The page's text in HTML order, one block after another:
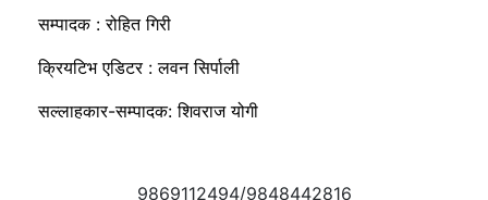
सम्पादक : रोहित गिरी
क्रियटिभ एडिटर : लवन सिर्पाली
सल्लाहकार-सम्पादक: शिवराज योगी
9869112494/9848442816